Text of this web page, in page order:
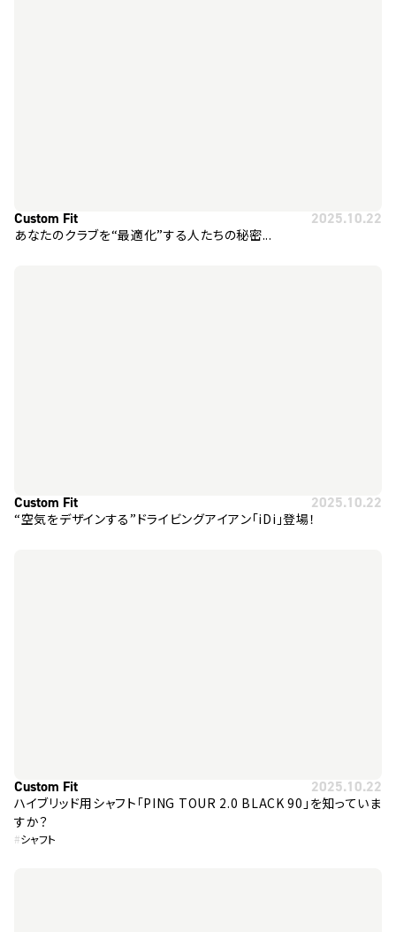
Custom Fit 2025.10.22
あなたのクラブを“最適化”する人たちの秘密...
Custom Fit 2025.10.22
“空気をデザインする”ドライビングアイアン「iDi」登場！
Custom Fit 2025.10.22
ハイブリッド用シャフト「PING TOUR 2.0 BLACK 90」を知っていま
すか？
#シャフト